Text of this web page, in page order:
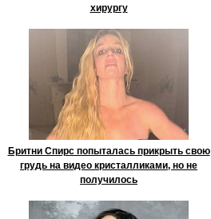
хирургу
Бритни Спирс попыталась прикрыть свою
грудь на видео кристалликами, но не
получилось